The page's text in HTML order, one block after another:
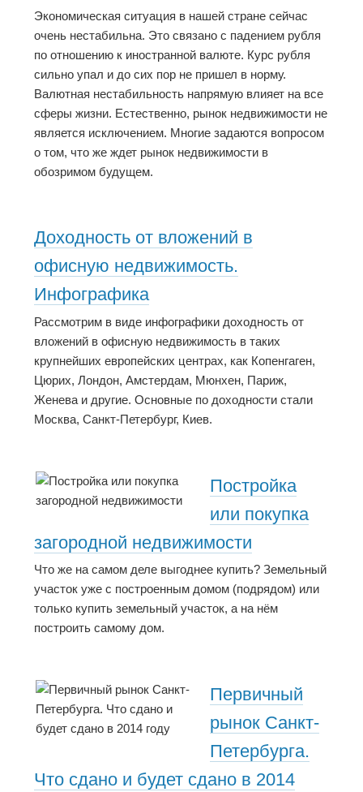
Экономическая ситуация в нашей стране сейчас
очень нестабильна. Это связано с падением рубля
по отношению к иностранной валюте. Курс рубля
сильно упал и до сих пор не пришел в норму.
Валютная нестабильность напрямую влияет на все
сферы жизни. Естественно, рынок недвижимости не
является исключением. Многие задаются вопросом
о том, что же ждет рынок недвижимости в
обозримом будущем.
Доходность от вложений в
офисную недвижимость.
Инфографика
Рассмотрим в виде инфографики доходность от
вложений в офисную недвижимость в таких
крупнейших европейских центрах, как Копенгаген,
Цюрих, Лондон, Амстердам, Мюнхен, Париж,
Женева и другие. Основные по доходности стали
Москва, Санкт-Петербург, Киев.
Постройка
или покупка
загородной недвижимости
Что же на самом деле выгоднее купить? Земельный
участок уже с построенным домом (подрядом) или
только купить земельный участок, а на нём
построить самому дом.
Первичный
рынок Санкт-
Петербурга.
Что сдано и будет сдано в 2014